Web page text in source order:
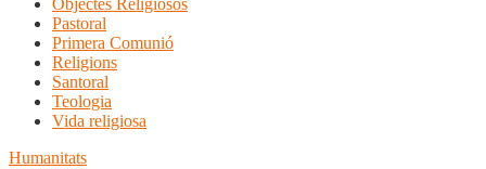
Objectes Religiosos
Pastoral
Primera Comunió
Religions
Santoral
Teologia
Vida religiosa
Humanitats